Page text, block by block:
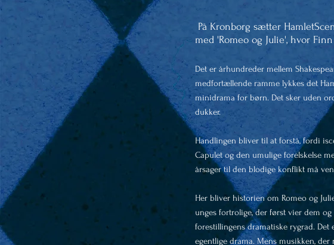
På Kronborg sætter
med 'Romeo og Julie', hvor
Det er århundreder mellem
medfortællende ramme lykkes det
minidrama for børn. Det sker uden
dukker.
Handlingen bliver til at forstå, fordi
Capulet og den umulige forelskelse
årsager til den blodige konflikt må
Her bliver historien om Romeo og
unges fortrolige, der først vier dem
forestillingens dramatiske rygrad.
egentlige drama. Mens musikken,